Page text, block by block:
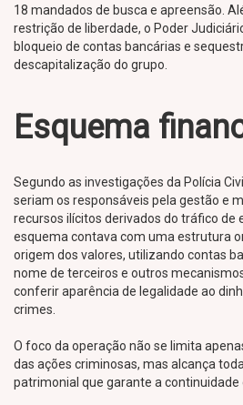
18 mandados de busca e apreensão.
restrição de liberdade, o Poder
bloqueio de contas bancárias e
descapitalização do grupo.
Esquema
Segundo as investigações da Polícia
seriam os responsáveis pela gestão e
recursos ilícitos derivados do tráfico de
esquema contava com uma estrutura
origem dos valores, utilizando contas
nome de terceiros e outros
conferir aparência de legalidade ao
crimes.
O foco da operação não se limita
das ações criminosas, mas alcança
patrimonial que garante a continuidade